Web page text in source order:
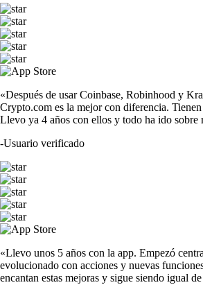
«Después de usar Coinbase, Robinhood y
Crypto.com es la mejor con diferencia.
Llevo ya 4 años con ellos y todo ha ido sobre
-Usuario verificado
«Llevo unos 5 años con la app. Empezó
evolucionado con acciones y nuevas
encantan estas mejoras y sigue siendo igual